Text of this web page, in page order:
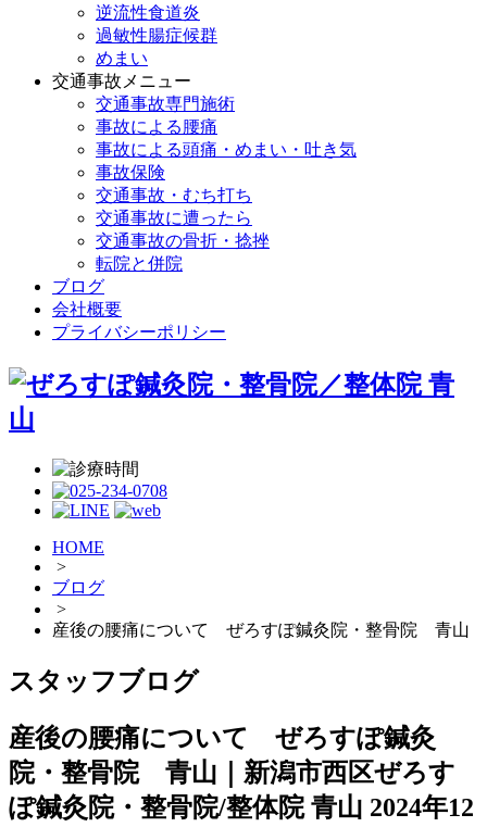
逆流性食道炎
過敏性腸症候群
めまい
交通事故メニュー
交通事故専門施術
事故による腰痛
事故による頭痛・めまい・吐き気
事故保険
交通事故・むち打ち
交通事故に遭ったら
交通事故の骨折・捻挫
転院と併院
ブログ
会社概要
プライバシーポリシー
HOME
>
ブログ
>
産後の腰痛について ぜろすぽ鍼灸院・整骨院 青山
スタッフブログ
産後の腰痛について ぜろすぽ鍼灸
院・整骨院 青山｜新潟市西区ぜろす
ぽ鍼灸院・整骨院/整体院 青山 2024年12